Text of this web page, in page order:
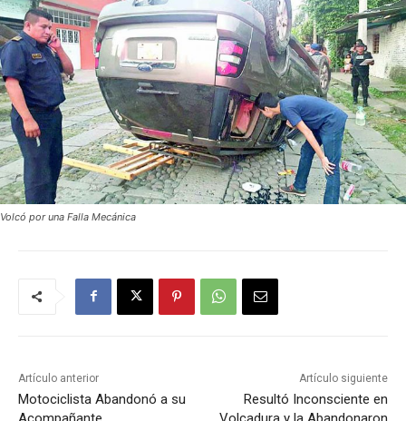
Volcó por una Falla Mecánica
Artículo anterior
Motociclista Abandonó a su
Artículo siguiente
Resultó Inconsciente en